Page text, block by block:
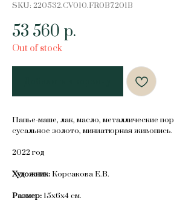
SKU: 220532.CV010.FR0B7.201B
53 560 р.
Out of stock
Папье-маше, лак, масло, металлические
сусальное золото, миниатюрная живопись.
2022 год
Художник:Корсакова Е.В.
Размер: 15х6х4 см.